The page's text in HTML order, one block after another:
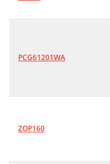
PCG61201WA
ZOP160